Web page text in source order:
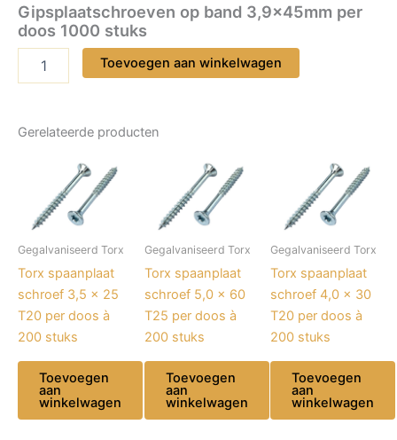
Gipsplaatschroeven op band 3,9x45mm per
doos 1000 stuks
Gipsplaatschroeven
per
Toevoegen aan winkelwagen
Gerelateerde producten
Gegalvaniseerd Torx
Torx spaanplaat
schroef 3,5 x 25
T20 per doos à
200 stuks
Toevoegen
aan
winkelwagen
Gegalvaniseerd Torx
Torx spaanplaat
schroef 5,0 x 60
T25 per doos à
200 stuks
Toevoegen
aan
winkelwagen
Gegalvaniseerd Torx
Torx spaanplaat
schroef 4,0 x 30
T20 per doos à
200 stuks
Toevoegen
aan
winkelwagen